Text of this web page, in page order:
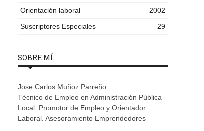
Orientación laboral
2002
Suscriptores Especiales
29
SOBRE MÍ
Jose Carlos Muñoz Parreño
Técnico de Empleo en Administración Pública
Local. Promotor de Empleo y Orientador
Laboral. Asesoramiento Emprendedores